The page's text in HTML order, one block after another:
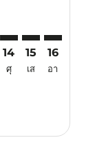
14
ศุ
15
เส
16
อา